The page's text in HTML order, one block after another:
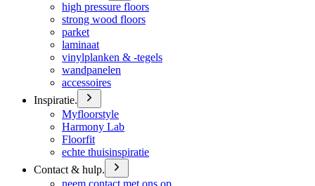
high pressure floors
strong wood floors
parket
laminaat
vinylplanken & -tegels
wandpanelen
accessoires
Inspiratie.
Myfloorstyle
Harmony Lab
Floorfit
echte thuisinspiratie
Contact & hulp.